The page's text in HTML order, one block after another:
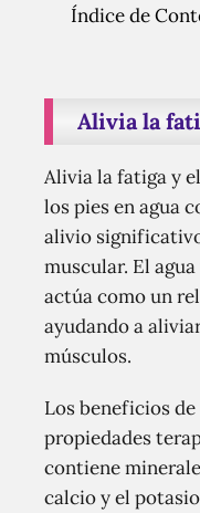
Índice de
Alivia la
Alivia la fatiga y
los pies en agua
alivio
muscular. El
actúa como un
ayudando a
músculos.
Los beneficios
propiedades
contiene
calcio y el